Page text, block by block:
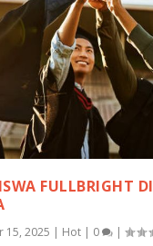
FULLBRIGHT
15, 2025 | Hot | 0 |